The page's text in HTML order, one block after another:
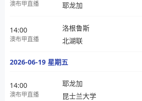
澳布甲直播
耶龙加
14:00
澳布甲直播
洛根鲁斯
北湖联
2026-06-19 星期五
14:00
澳布甲直播
耶龙加
昆士兰大学